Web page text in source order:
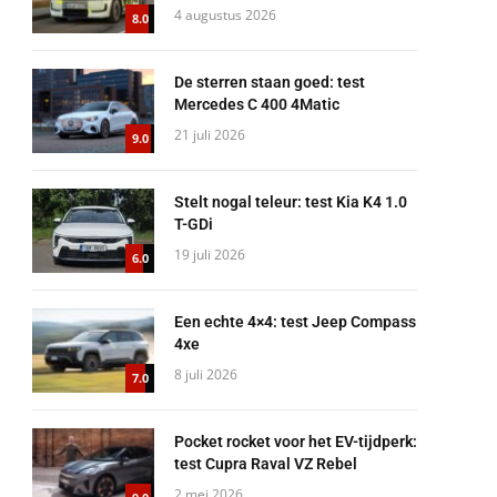
8.0 4 augustus 2026
9.0
De sterren staan goed: test
Mercedes C 400 4Matic
21 juli 2026
6.0
Stelt nogal teleur: test Kia K4 1.0
T-GDi
19 juli 2026
7.0
Een echte 4×4: test Jeep Compass
4xe
8 juli 2026
Pocket rocket voor het EV-tijdperk:
test Cupra Raval VZ Rebel